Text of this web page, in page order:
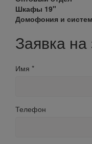
Шкафы 19"
Домофония и
Заявка на
Имя *
Телефон